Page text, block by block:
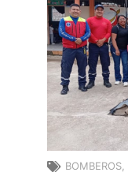
BOMBEROS